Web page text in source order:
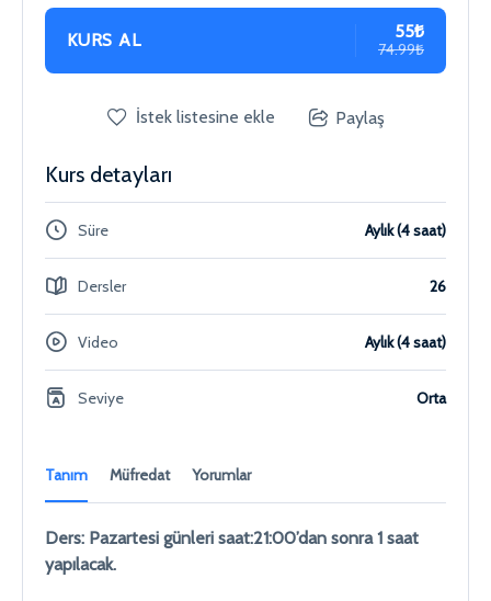
Tanım Müfredat Yorumlar
Ders: Pazartesi günleri saat:21:00’dan sonra 1 saat
yapılacak.
KURS AL 55₺
74.99₺
İstek listesine ekle Paylaş
Kurs detayları
Süre Aylık (4 saat)
Dersler 26
Video Aylık (4 saat)
Seviye Orta